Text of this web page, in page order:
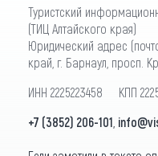
Туристский
(ТИЦ Алтайского края)
Юридический адрес
край, г. Барнаул, просп.
ИНН 2225223458 КПП
+7 (3852) 206-101